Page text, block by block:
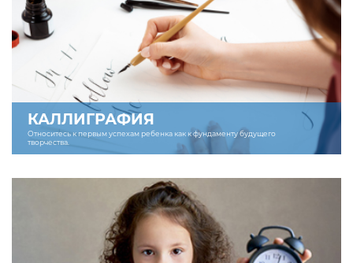
КАЛЛИГРАФИЯ
Относитесь к первым успехам ребенка как к фундаменту будущего
творчества.